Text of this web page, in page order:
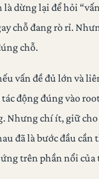
dừng lại để hỏi
chỗ đang rò rỉ.
chỗ.
vấn đề đủ lớn và
động đúng vào
Nhưng chí ít, giữ
đã là bước đầu cần
trên phần nổi của